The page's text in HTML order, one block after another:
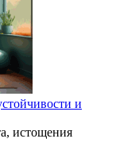
и
истощения